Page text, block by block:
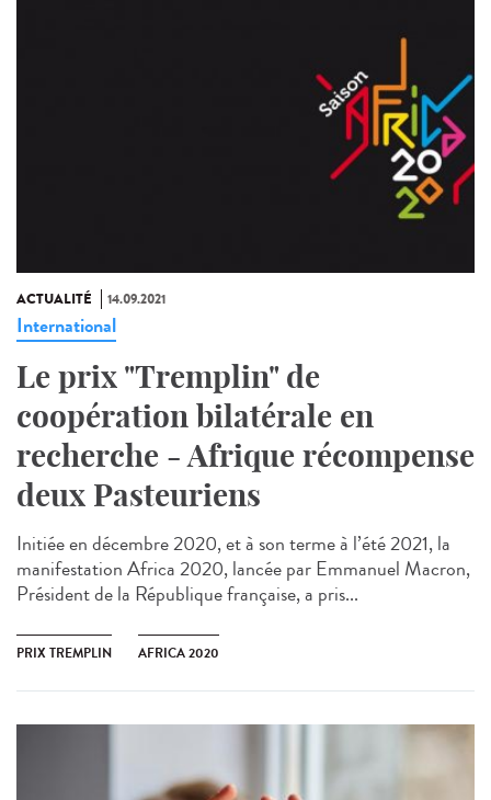
ACTUALITÉ 14.09.2021
International
Le prix "Tremplin" de
coopération bilatérale en
recherche - Afrique récompense
deux Pasteuriens
Initiée en décembre 2020, et à son terme à l’été 2021, la
manifestation Africa 2020, lancée par Emmanuel Macron,
Président de la République française, a pris...
PRIX TREMPLIN AFRICA 2020